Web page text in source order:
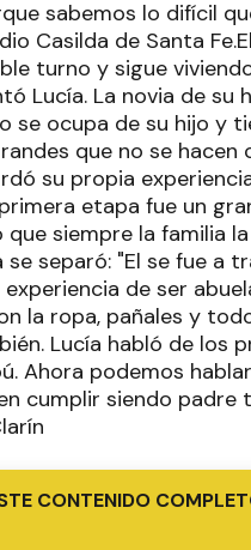
sabemos lo difícil
Casilda de Santa
turno y sigue
Lucía. La novia de su
se ocupa de su hijo y
que no se
su propia
etapa fue un
que siempre la familia
separó: "El se fue a
experiencia de ser
la ropa, pañales y
Lucía habló de los
Ahora podemos
cumplir siendo padre
CONTENIDO